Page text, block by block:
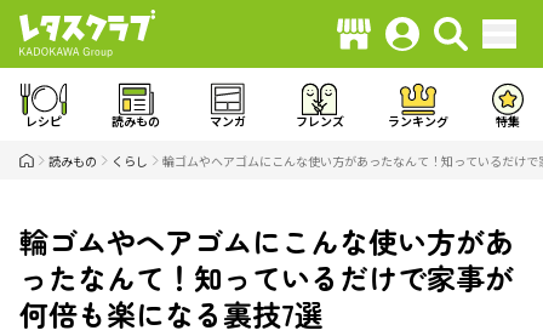
レシピ 読みもの マンガ フレンズ ランキング 特集
読みもの くらし 輪ゴムやヘアゴムにこんな使い方があったなんて！知っているだけ
輪ゴムやヘアゴムにこんな使い方があ
ったなんて！知っているだけで家事が
何倍も楽になる裏技7選